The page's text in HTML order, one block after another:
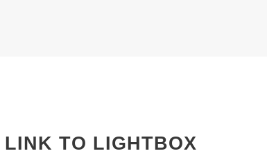
LINK TO LIGHTBOX